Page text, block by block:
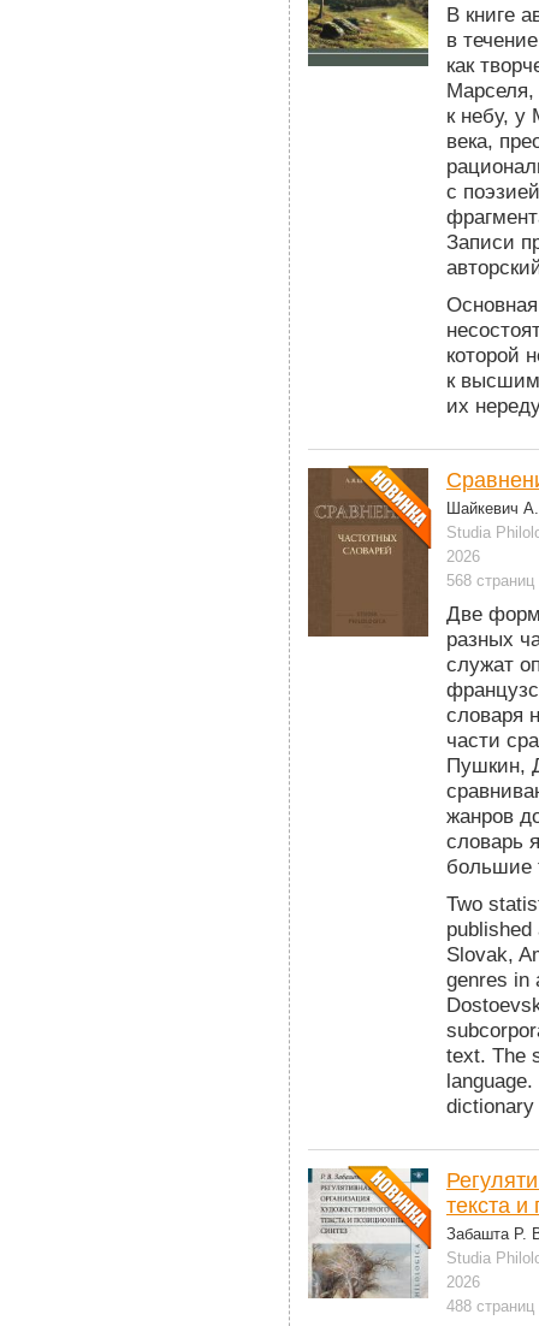
В книге
в
как
Марселя,
к небу,
века,
с
Записи
которой
к
их
Шайкевич
Studia
2026
568 страниц
Две
разных
служат
словаря
части
Пушкин,
жанров
словарь
большие
Two
Slovak,
genres in
text. The
dictionary
текста и
Забашта Р.
Studia
2026
488 страниц